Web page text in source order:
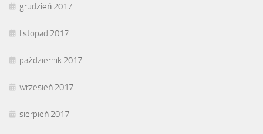
grudzień 2017
listopad 2017
październik 2017
wrzesień 2017
sierpień 2017